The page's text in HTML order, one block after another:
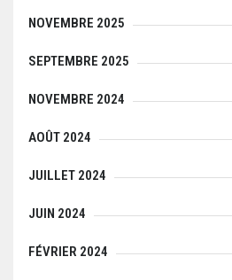
NOVEMBRE 2025
SEPTEMBRE 2025
NOVEMBRE 2024
AOÛT 2024
JUILLET 2024
JUIN 2024
FÉVRIER 2024